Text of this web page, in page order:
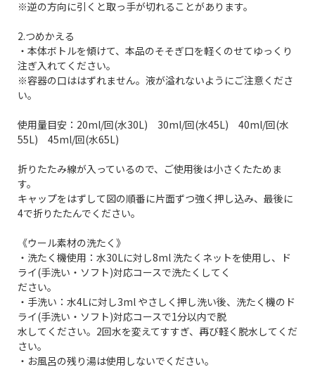
※逆の方向に引くと取っ手が切れることがあります。
2.つめかえる
・本体ボトルを傾けて、本品のそそぎ口を軽くのせてゆっくり
注ぎ入れてください。
※容器の口ははずれません。液が溢れないようにご注意くださ
い。
使用量目安：20ml/回(水30L) 30ml/回(水45L) 40ml/回(水
55L) 45ml/回(水65L)
折りたたみ線が入っているので、ご使用後は小さくたためま
す。
キャップをはずして図の順番に片面ずつ強く押し込み、最後に
4で折りたたんでください。
《ウール素材の洗たく》
・洗たく機使用：水30Lに対し8ml 洗たくネットを使用し、ド
ライ(手洗い・ソフト)対応コースで洗たくしてく
ださい。
・手洗い：水4Lに対し3ml やさしく押し洗い後、洗たく機のド
ライ(手洗い・ソフト)対応コースで1分以内で脱
水してください。2回水を変えてすすぎ、再び軽く脱水してくだ
さい。
・お風呂の残り湯は使用しないでください。